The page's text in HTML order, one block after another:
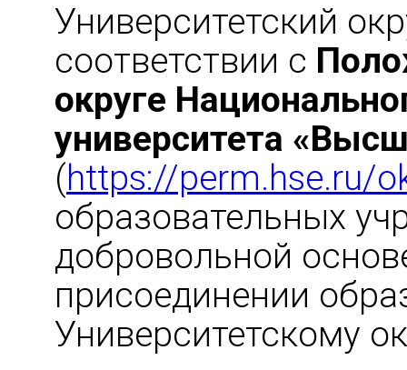
Университетский
соответствии с
округе
университета
(https://perm.hse.ru/
образовательных
добровольной
присоединении
Университетскому